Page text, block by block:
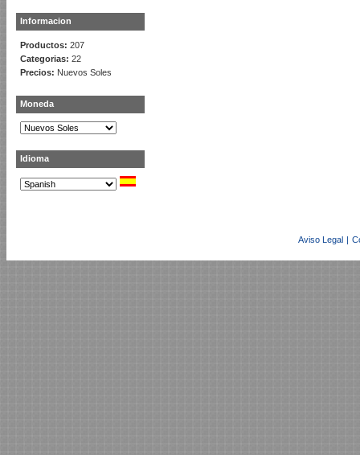
Informacion
Productos: 207
Categorias: 22
Precios: Nuevos Soles
Moneda
Idioma
Aviso Legal |